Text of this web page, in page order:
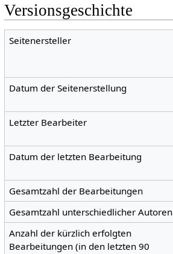
Versionsgeschichte
Seitenersteller
Datum der Seitenerstellung
Letzter Bearbeiter
Datum der letzten Bearbeitung
Gesamtzahl der Bearbeitungen
Gesamtzahl unterschiedlicher Autoren
Anzahl der kürzlich erfolgten
Bearbeitungen (in den letzten 90